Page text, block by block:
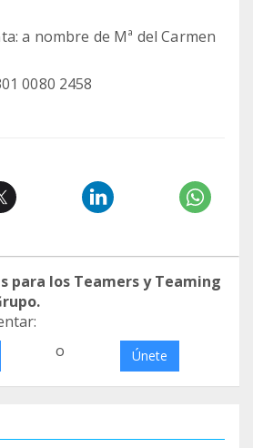
a nombre de Mª del Carmen
0080 2458
para los Teamers y Teaming
o Únete